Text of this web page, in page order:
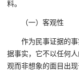
料。
（一）客观性
作为民事证据的事
据事实，它不以任何
观而非想象的面目出